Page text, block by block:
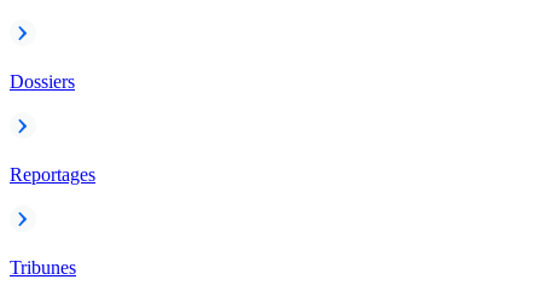
Dossiers
Reportages
Tribunes